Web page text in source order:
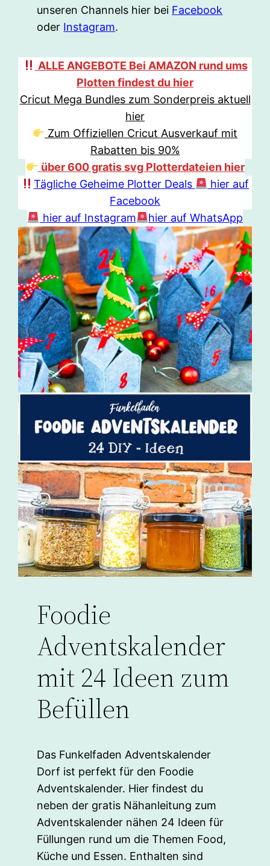
unseren Channels hier bei Facebook
oder Instagram.
ALLE ANGEBOTE Bei AMAZON rund ums
Plotten findest du hier
Cricut Mega Bundles zum Sonderpreis aktuell
hier
Zum Offiziellen Cricut Ausverkauf mit
Rabatten bis 90%
über 600 gratis svg Plotterdateien hier
Tägliche Geheime Plotter Deals
hier auf
Facebook
hier auf Instagram
hier auf WhatsApp
Foodie
Adventskalender
mit 24 Ideen zum
Befüllen
Das Funkelfaden Adventskalender
Dorf ist perfekt für den Foodie
Adventskalender. Hier findest du
neben der gratis Nähanleitung zum
Adventskalender nähen 24 Ideen für
Füllungen rund um die Themen Food,
Küche und Essen. Enthalten sind